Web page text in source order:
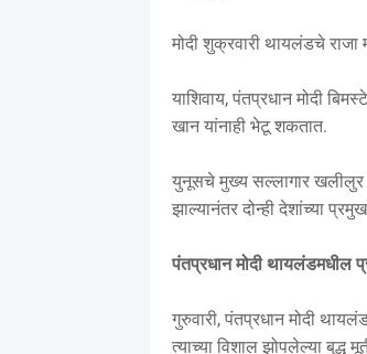
मोदी शुक्रवारी थायलंडचे राजा
याशिवाय, पंतप्रधान मोदी
खान यांनाही भेटू शकतात.
युनूसचे मुख्य सल्लागार खलीलुर
झाल्यानंतर दोन्ही देशांच्या
पंतप्रधान मोदी थायलंडमधील
गुरुवारी, पंतप्रधान मोदी
त्याच्या विशाल झोपलेल्या बुद्ध